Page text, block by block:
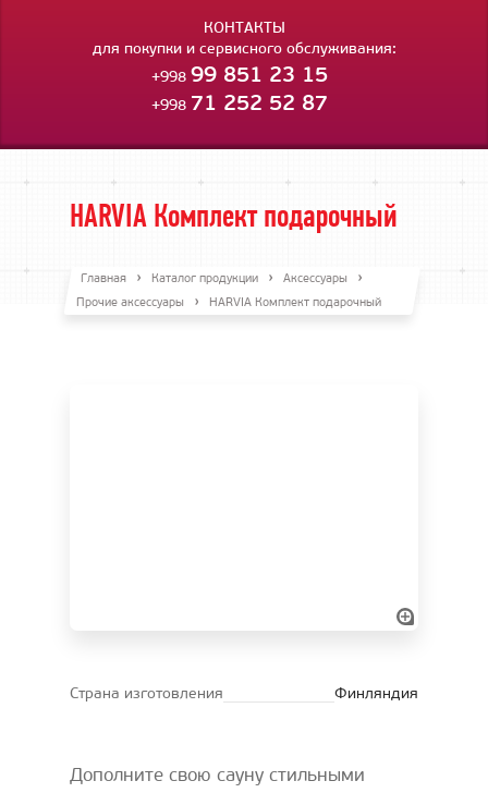
КОНТАКТЫ
для покупки и сервисного обслуживания:
+998 99 851 23 15
+998 71 252 52 87
HARVIA Комплект подарочный
Главная Каталог продукции
Аксессуары
Прочие аксессуары
HARVIA Комплект подарочный
Страна изготовления Финляндия
Дополните свою сауну стильными